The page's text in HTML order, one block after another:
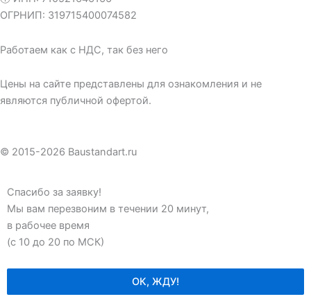
ОГРНИП: 319715400074582
Работаем как с НДС, так без него
Цены на сайте представлены для ознакомления и не
являются публичной офертой.
© 2015-2026 Baustandart.ru
Спасибо за заявку!
Мы вам перезвоним в течении 20 минут,
в рабочее время
(с 10 до 20 по МСК)
ОК, ЖДУ!